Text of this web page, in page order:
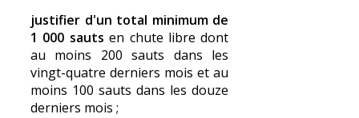
justifier d'un total minimum de
1 000 sautsen chute libre dont
au moins 200 sauts dans les
vingt-quatre derniers mois et au
moins 100 sauts dans les douze
derniers mois ;